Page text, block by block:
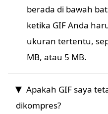
berada di bawah
ketika GIF Anda
ukuran tertentu,
MB, atau 5 MB.
Apakah GIF saya
dikompres?